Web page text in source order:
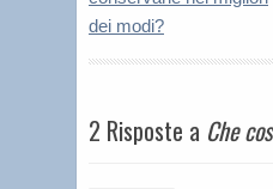
dei modi?
2 Risposte a Che